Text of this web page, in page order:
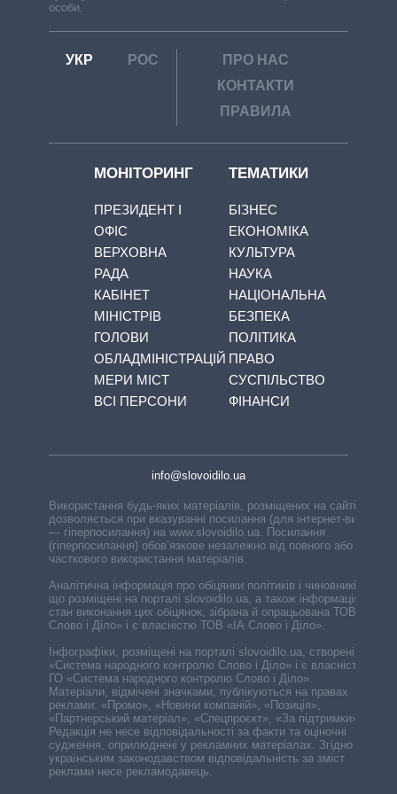
особи.
УКР РОС
ПРО НАС
КОНТАКТИ
ПРАВИЛА
МОНІТОРИНГ
ПРЕЗИДЕНТ І
ОФІС
ВЕРХОВНА
РАДА
КАБІНЕТ
МІНІСТРІВ
ГОЛОВИ
ОБЛАДМІНІСТРАЦІЙ
МЕРИ МІСТ
ВСІ ПЕРСОНИ
ТЕМАТИКИ
БІЗНЕС
ЕКОНОМІКА
КУЛЬТУРА
НАУКА
НАЦІОНАЛЬНА
БЕЗПЕКА
ПОЛІТИКА
ПРАВО
СУСПІЛЬСТВО
ФІНАНСИ
info@slovoidilo.ua
Використання будь-яких матеріалів, розміщених на сайті,
дозволяється при вказуванні посилання (для інтернет-видань
— гіперпосилання) на www.slovoidilo.ua. Посилання
(гіперпосилання) обов’язкове незалежно від повного або
часткового використання матеріалів.
Аналітична інформація про обіцянки політиків і чиновників,
що розміщені на порталі slovoidilo.ua, а також інформація про
стан виконання цих обіцянок, зібрана й опрацьована ТОВ «ІА
Слово і Діло» і є власністю ТОВ «ІА Слово і Діло».
Інфографіки, розміщені на порталі slovoidilo.ua, створені ГО
«Система народного контролю Слово і Діло» і є власністю
ГО «Система народного контролю Слово і Діло».
Матеріали, відмічені значками, публікуються на правах
реклами: «Промо», «Новини компаній», «Позиція»,
«Партнерський матеріал», «Спецпроєкт», «За підтримки».
Редакція не несе відповідальності за факти та оціночні
судження, оприлюднені у рекламних матеріалах. Згідно з
українським законодавством відповідальність за зміст
реклами несе рекламодавець.